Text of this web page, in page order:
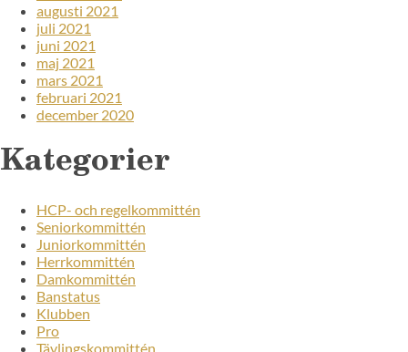
augusti 2021
juli 2021
juni 2021
maj 2021
mars 2021
februari 2021
december 2020
Kategorier
HCP- och regelkommittén
Seniorkommittén
Juniorkommittén
Herrkommittén
Damkommittén
Banstatus
Klubben
Pro
Tävlingskommittén